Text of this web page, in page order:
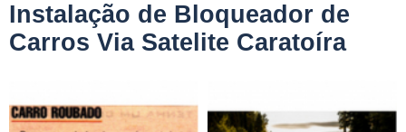
Instalação de Bloqueador de
Carros Via Satelite Caratoíra